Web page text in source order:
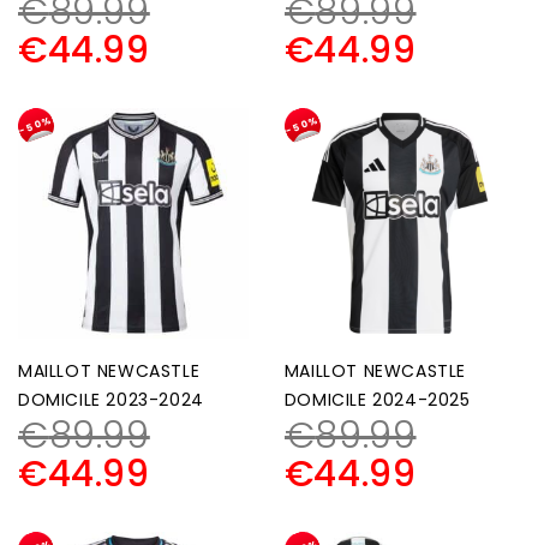
€89.99
€44.99
€89.99
€44.99
-50%
MAILLOT NEWCASTLE
DOMICILE 2023-2024
€89.99
€44.99
-50%
MAILLOT NEWCASTLE
DOMICILE 2024-2025
€89.99
€44.99